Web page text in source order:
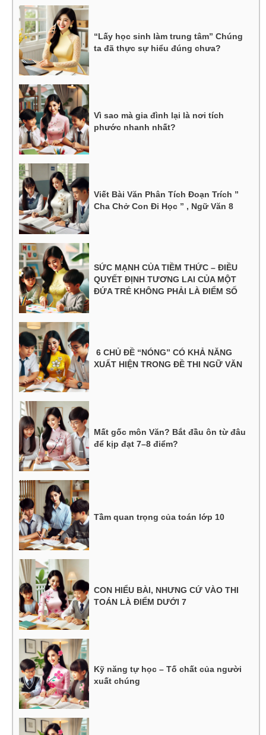
“Lấy học sinh làm trung tâm” Chúng
ta đã thực sự hiểu đúng chưa?
Vì sao mà gia đình lại là nơi tích
phước nhanh nhất?
Viết Bài Văn Phân Tích Đoạn Trích ”
Cha Chở Con Đi Học ” , Ngữ Văn 8
SỨC MẠNH CỦA TIỀM THỨC – ĐIỀU
QUYẾT ĐỊNH TƯƠNG LAI CỦA MỘT
ĐỨA TRẺ KHÔNG PHẢI LÀ ĐIỂM SỐ
6 CHỦ ĐỀ “NÓNG” CÓ KHẢ NĂNG
XUẤT HIỆN TRONG ĐỀ THI NGỮ VĂN
Mất gốc môn Văn? Bắt đầu ôn từ đâu
để kịp đạt 7–8 điểm?
Tầm quan trọng của toán lớp 10
CON HIỂU BÀI, NHƯNG CỨ VÀO THI
TOÁN LÀ ĐIỂM DƯỚI 7
Kỹ năng tự học – Tố chất của người
xuất chúng